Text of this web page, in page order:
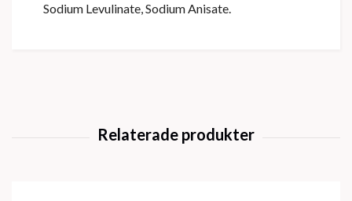
Sodium Levulinate, Sodium Anisate.